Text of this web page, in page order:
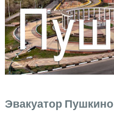
Эвакуатор Пушкино